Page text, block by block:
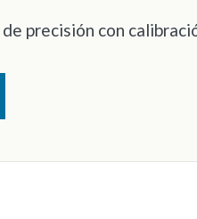
precisión con